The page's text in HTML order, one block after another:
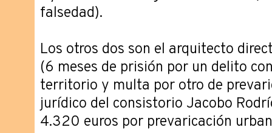
falsedad).
Los otros dos son el arquitecto
(6 meses de prisión por un delito
territorio y multa por otro de
jurídico del consistorio Jacobo
4.320 euros por prevaricación